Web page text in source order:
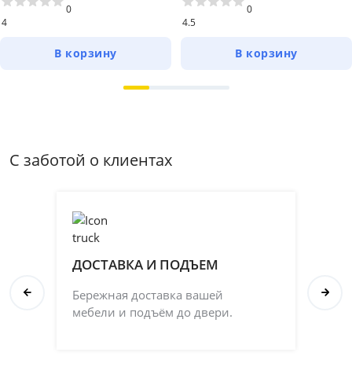
4
0
В корзину
4.5
0
В корзину
С заботой о клиентах
ДОСТАВКА И ПОДЪЕМ
Бережная доставка вашей
мебели и подъём до двери.